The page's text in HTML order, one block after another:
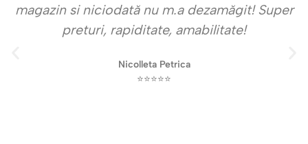
magazin si niciodată nu m.a dezamăgit! Super
preturi, rapiditate, amabilitate!
Nicolleta Petrica
⭐⭐⭐⭐⭐